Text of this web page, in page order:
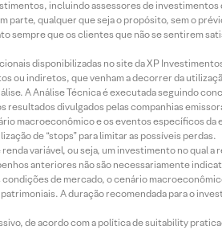
incluindo assessores de investimentos
parte, qualquer que seja o propósito, sem o
sempre que os clientes que não se sentirem
disponibilizadas no site da XP
ou indiretos, que venham a decorrer da
A Análise Técnica é executada seguindo
divulgados pelas companhias
macroeconômico e os eventos específicos
de “stops” para limitar as possíveis perdas.
variável, ou seja, um investimento no qual
anteriores não são necessariamente
de mercado, o cenário
A duração recomendada para o
de acordo com a política de suitability